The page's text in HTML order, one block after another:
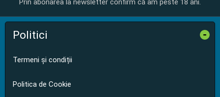
Politici -
Termeni și condiții
Politica de Cookie